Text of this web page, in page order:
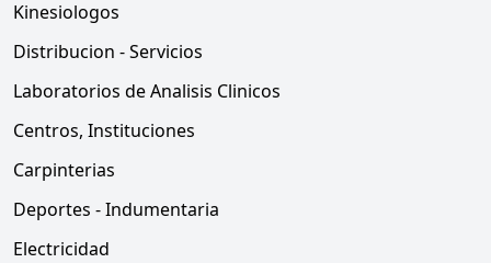
Kinesiologos
Distribucion - Servicios
Laboratorios de Analisis Clinicos
Centros, Instituciones
Carpinterias
Deportes - Indumentaria
Electricidad